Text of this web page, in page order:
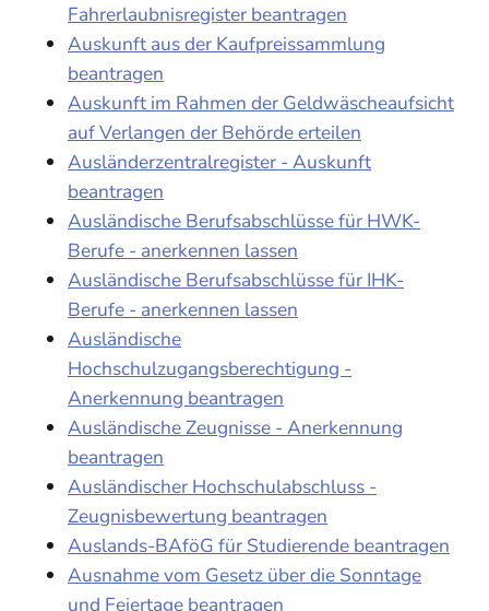
Fahrerlaubnisregister beantragen
Auskunft aus der Kaufpreissammlung
beantragen
Auskunft im Rahmen der Geldwäscheaufsicht
auf Verlangen der Behörde erteilen
Ausländerzentralregister - Auskunft
beantragen
Ausländische Berufsabschlüsse für HWK-
Berufe - anerkennen lassen
Ausländische Berufsabschlüsse für IHK-
Berufe - anerkennen lassen
Ausländische
Hochschulzugangsberechtigung -
Anerkennung beantragen
Ausländische Zeugnisse - Anerkennung
beantragen
Ausländischer Hochschulabschluss -
Zeugnisbewertung beantragen
Auslands-BAföG für Studierende beantragen
Ausnahme vom Gesetz über die Sonntage
und Feiertage beantragen